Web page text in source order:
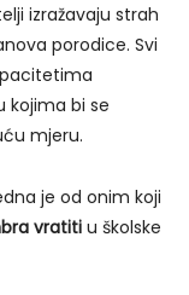
izražavaju strah
porodice. Svi
kojima bi se
mjeru.
je od onim koji
vratiti u školske